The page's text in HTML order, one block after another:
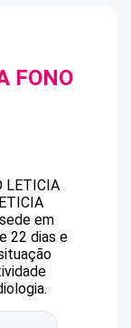
FONO
LETICIA
em
22 dias e